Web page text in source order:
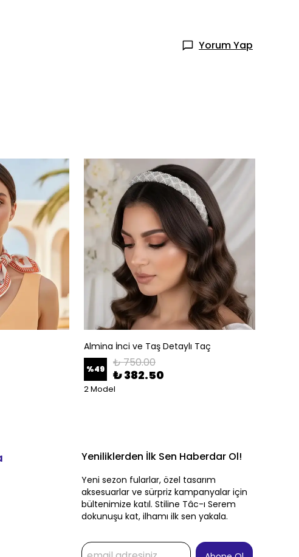
Yorum Yap
Almina İnci ve Taş Detaylı Taç
%49 ₺ 750.00
₺ 382.50
2 Model
Yeniliklerden İlk Sen Haberdar Ol!
Yeni sezon fularlar, özel tasarım
aksesuarlar ve sürpriz kampanyalar için
bültenimize katıl. Stiline Tâc-ı Serem
dokunuşu kat, ilhamı ilk sen yakala.